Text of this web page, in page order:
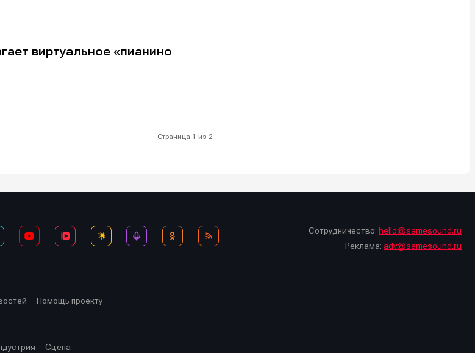
виртуальное «пианино
Страница 1 из 2
Сотрудничество: hello@samesound.ru
Реклама: adv@samesound.ru
Помощь проекту
Сцена